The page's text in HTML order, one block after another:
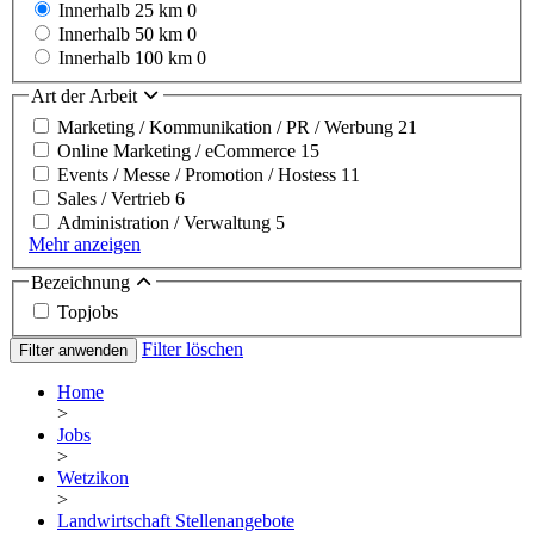
Innerhalb 25 km 0
Innerhalb 50 km 0
Innerhalb 100 km 0
Art der Arbeit
Marketing / Kommunikation / PR / Werbung 21
Online Marketing / eCommerce 15
Events / Messe / Promotion / Hostess 11
Sales / Vertrieb 6
Administration / Verwaltung 5
Mehr anzeigen
Bezeichnung
Topjobs
Filter anwenden Filter löschen
Home
>
Jobs
>
Wetzikon
>
Landwirtschaft Stellenangebote